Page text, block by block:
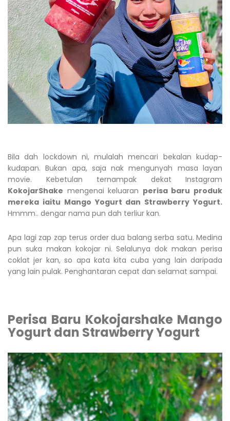
Bila dah lockdown ni, mulalah mencari bekalan kudap-
kudapan. Bukan apa, saja nak mengunyah masa layan
movie. Kebetulan ternampak dekat Instagram
KokojarShake mengenai keluaran perisa baru produk
mereka iaitu Mango Yogurt dan Strawberry Yogurt.
Hmmm.. dengar nama pun dah terliur kan.
Apa lagi zap zap terus order dua balang serba satu. Medina
pun suka makan kokojar ni. Selalunya dok makan perisa
coklat jer kan, so apa kata kita cuba yang lain daripada
yang lain pulak. Penghantaran cepat dan selamat sampai.
Perisa Baru Kokojarshake Mango
Yogurt dan Strawberry Yogurt